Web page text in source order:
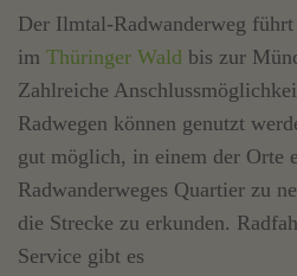
Der Ilmtal-Radwanderweg
im Thüringer Wald bis zur
Zahlreiche
Radwegen können genutzt
gut möglich, in einem der Orte
Radwanderweges Quartier zu
die Strecke zu erkunden.
Service gibt es